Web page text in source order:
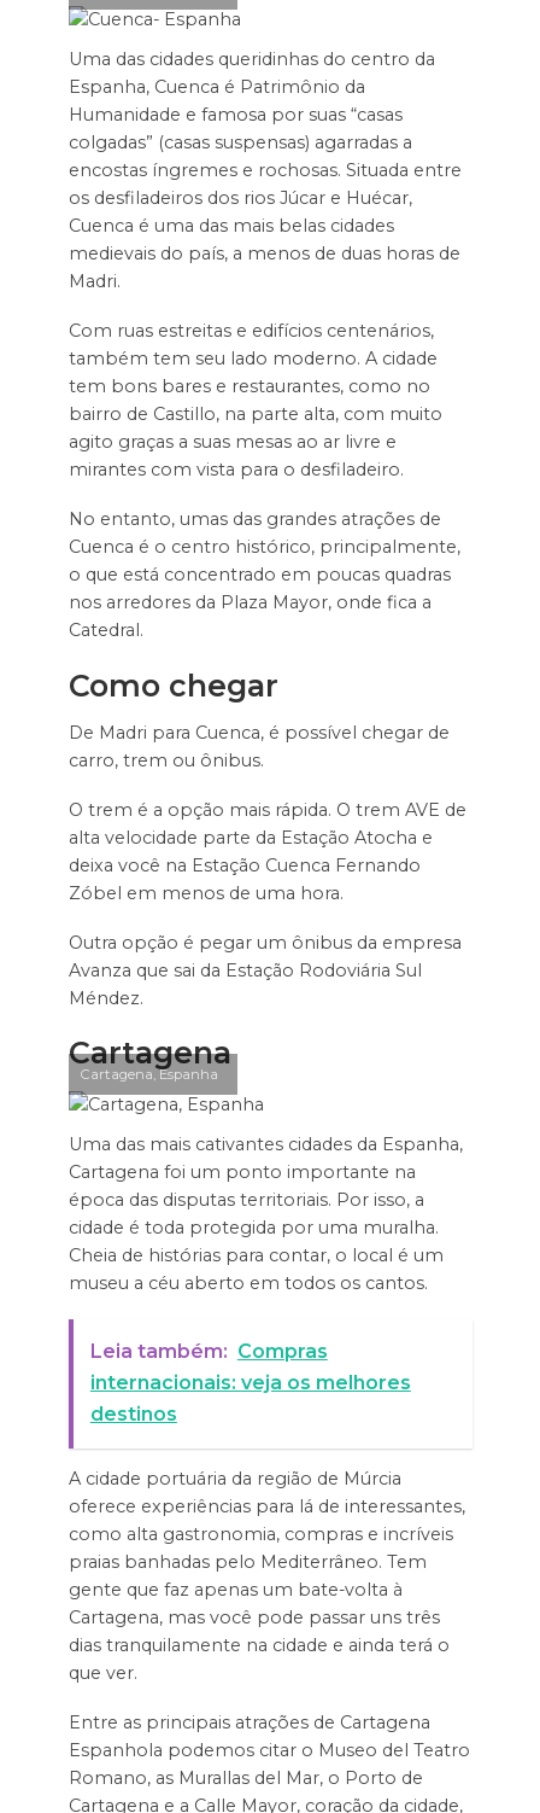
Uma das cidades queridinhas do centro da
Espanha, Cuenca é Patrimônio da
Humanidade e famosa por suas “casas
colgadas” (casas suspensas) agarradas a
encostas íngremes e rochosas. Situada entre
os desfiladeiros dos rios Júcar e Huécar,
Cuenca é uma das mais belas cidades
medievais do país, a menos de duas horas de
Madri.
Com ruas estreitas e edifícios centenários,
também tem seu lado moderno. A cidade
tem bons bares e restaurantes, como no
bairro de Castillo, na parte alta, com muito
agito graças a suas mesas ao ar livre e
mirantes com vista para o desfiladeiro.
No entanto, umas das grandes atrações de
Cuenca é o centro histórico, principalmente,
o que está concentrado em poucas quadras
nos arredores da Plaza Mayor, onde fica a
Catedral.
Como chegar
De Madri para Cuenca, é possível chegar de
carro, trem ou ônibus.
O trem é a opção mais rápida. O trem AVE de
alta velocidade parte da Estação Atocha e
deixa você na Estação Cuenca Fernando
Zóbel em menos de uma hora.
Outra opção é pegar um ônibus da empresa
Avanza que sai da Estação Rodoviária Sul
Méndez.
Cartagena
Cartagena, Espanha
Uma das mais cativantes cidades da Espanha,
Cartagena foi um ponto importante na
época das disputas territoriais. Por isso, a
cidade é toda protegida por uma muralha.
Cheia de histórias para contar, o local é um
museu a céu aberto em todos os cantos.
Leia também: Compras
internacionais: veja os melhores
destinos
A cidade portuária da região de Múrcia
oferece experiências para lá de interessantes,
como alta gastronomia, compras e incríveis
praias banhadas pelo Mediterrâneo. Tem
gente que faz apenas um bate-volta à
Cartagena, mas você pode passar uns três
dias tranquilamente na cidade e ainda terá o
que ver.
Entre as principais atrações de Cartagena
Espanhola podemos citar o Museo del Teatro
Romano, as Murallas del Mar, o Porto de
Cartagena e a Calle Mayor, coração da cidade,